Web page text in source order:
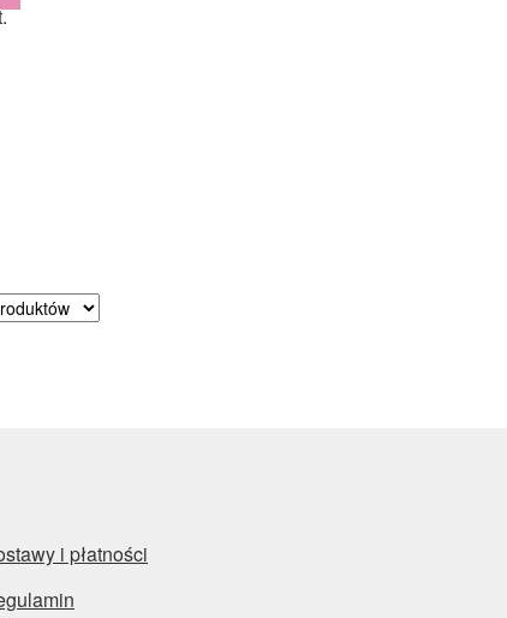
i płatności